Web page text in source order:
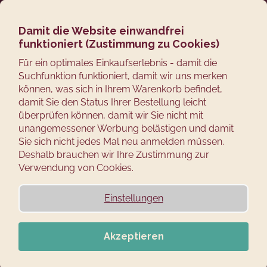
Damit die Website einwandfrei
funktioniert (Zustimmung zu Cookies)
Für ein optimales Einkaufserlebnis - damit die
Suchfunktion funktioniert, damit wir uns merken
können, was sich in Ihrem Warenkorb befindet,
damit Sie den Status Ihrer Bestellung leicht
überprüfen können, damit wir Sie nicht mit
unangemessener Werbung belästigen und damit
Sie sich nicht jedes Mal neu anmelden müssen.
Deshalb brauchen wir Ihre Zustimmung zur
Verwendung von Cookies.
Einstellungen
Akzeptieren
Zum
springen
AB 5 STÜCK -10%
Zurück
zum
W
a
u
c
h
e
n
S
?